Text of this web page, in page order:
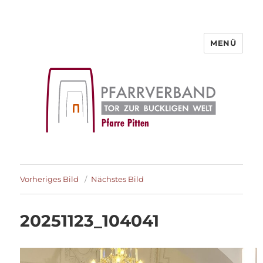
MENÜ
Vorheriges Bild Nächstes Bild
20251123_104041